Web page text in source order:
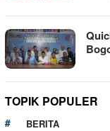
TOPIK POPULER
BERITA